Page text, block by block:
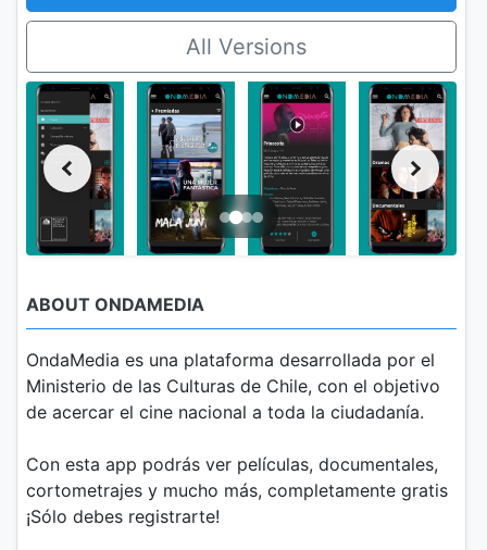
All Versions
ABOUT ONDAMEDIA
OndaMedia es una plataforma desarrollada por el
Ministerio de las Culturas de Chile, con el objetivo
de acercar el cine nacional a toda la ciudadanía.
Con esta app podrás ver películas, documentales,
cortometrajes y mucho más, completamente gratis
¡Sólo debes registrarte!